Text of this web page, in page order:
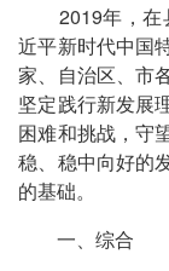
2019年，在
近平新时代中国
家、自治区、市
坚定践行新发展
困难和挑战，守
稳、稳中向好的
的基础。
一、综合